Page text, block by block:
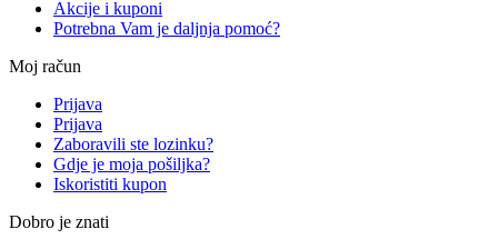
Akcije i kuponi
Potrebna Vam je daljnja pomoć?
Moj račun
Prijava
Prijava
Zaboravili ste lozinku?
Gdje je moja pošiljka?
Iskoristiti kupon
Dobro je znati